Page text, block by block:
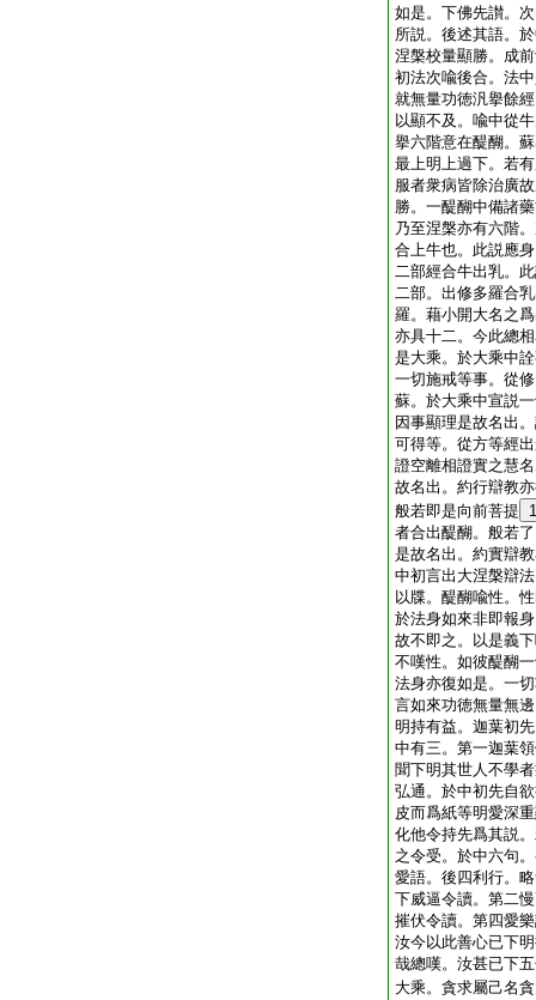
如是。下佛先讃。
所説。後述其語。
涅槃校量顯勝。成
初法次喩後合。法
就無量功徳汎擧餘
以顯不及。喩中從
擧六階意在醍醐。
最上明上過下。若
服者衆病皆除治廣
勝。一醍醐中備諸
乃至涅槃亦有六階
合上牛也。此説應
二部經合牛出乳。
二部。出修多羅合
羅。藉小開大名之
亦具十二。今此總
是大乘。於大乘中
一切施戒等事。從
蘇。於大乘中宣説
因事顯理是故名出
可得等。從方等經
證空離相證實之慧
故名出。約行辯教
般若即是向前菩提
1
者合出醍醐。般若
是故名出。約實辯
中初言出大涅槃辯
以牒。醍醐喩性。
於法身如來非即報
故不即之。以是義
不嘆性。如彼醍醐
法身亦復如是。一
言如來功徳無量無
明持有益。迦葉初
中有三。第一迦葉
聞下明其世人不學
弘通。於中初先自
皮而爲紙等明愛深
化他令持先爲其説
之令受。於中六句
愛語。後四利行。
下威逼令讀。第二
摧伏令讀。第四愛
汝今以此善心已下
哉總嘆。汝甚已下
大乘。貪求屬己名